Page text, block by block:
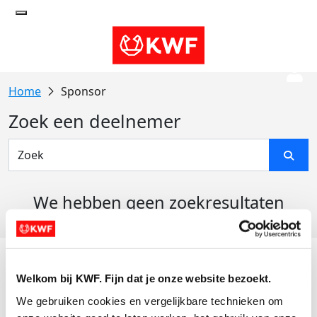
Welkom bij KWF. Fijn dat je onze website bezoekt.
We gebruiken cookies en vergelijkbare technieken om
Sponsor
Zoek een deelnemer
We hebben geen zoekresultaten
Actiematerialen
Evenementen